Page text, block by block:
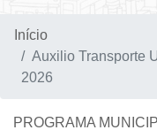
Início
Auxilio Transporte
2026
PROGRAMA